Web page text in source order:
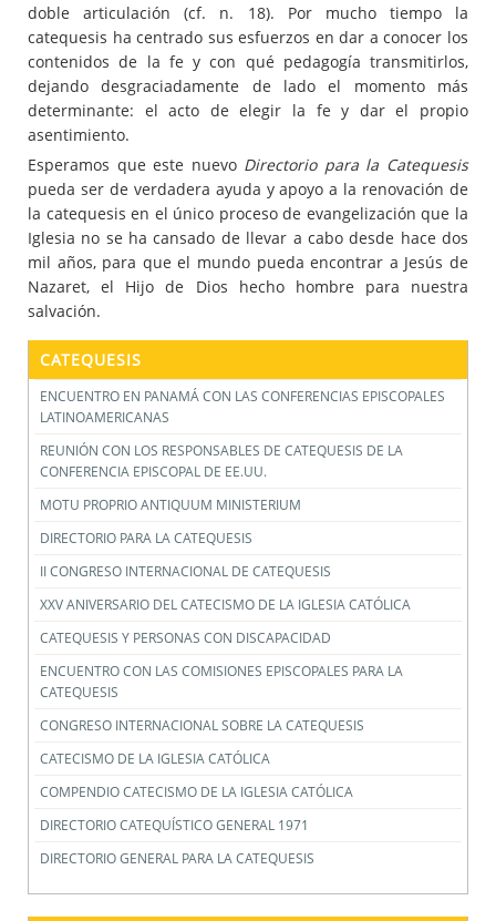
doble articulación (cf. n. 18). Por mucho tiempo la
catequesis ha centrado sus esfuerzos en dar a conocer los
contenidos de la fe y con qué pedagogía transmitirlos,
dejando desgraciadamente de lado el momento más
determinante: el acto de elegir la fe y dar el propio
asentimiento.
Esperamos que este nuevo Directorio para la Catequesis
pueda ser de verdadera ayuda y apoyo a la renovación de
la catequesis en el único proceso de evangelización que la
Iglesia no se ha cansado de llevar a cabo desde hace dos
mil años, para que el mundo pueda encontrar a Jesús de
Nazaret, el Hijo de Dios hecho hombre para nuestra
salvación.
CATEQUESIS
ENCUENTRO EN PANAMÁ CON LAS CONFERENCIAS EPISCOPALES
LATINOAMERICANAS
REUNIÓN CON LOS RESPONSABLES DE CATEQUESIS DE LA
CONFERENCIA EPISCOPAL DE EE.UU.
MOTU PROPRIO ANTIQUUM MINISTERIUM
DIRECTORIO PARA LA CATEQUESIS
II CONGRESO INTERNACIONAL DE CATEQUESIS
XXV ANIVERSARIO DEL CATECISMO DE LA IGLESIA CATÓLICA
CATEQUESIS Y PERSONAS CON DISCAPACIDAD
ENCUENTRO CON LAS COMISIONES EPISCOPALES PARA LA
CATEQUESIS
CONGRESO INTERNACIONAL SOBRE LA CATEQUESIS
CATECISMO DE LA IGLESIA CATÓLICA
COMPENDIO CATECISMO DE LA IGLESIA CATÓLICA
DIRECTORIO CATEQUÍSTICO GENERAL 1971
DIRECTORIO GENERAL PARA LA CATEQUESIS